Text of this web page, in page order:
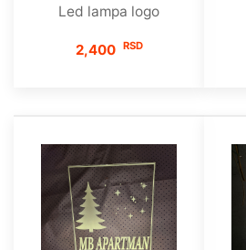
Led lampa logo
2,400 RSD